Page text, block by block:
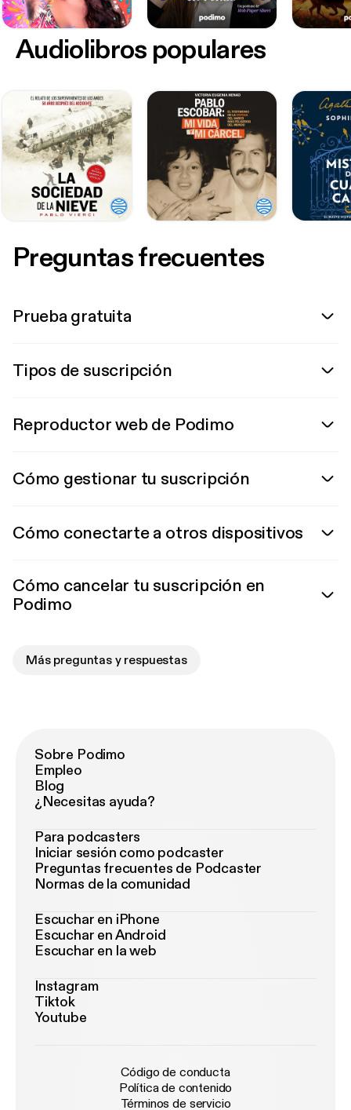
Audiolibros populares
Preguntas frecuentes
Prueba gratuita
Tipos de suscripción
Reproductor web de Podimo
Cómo gestionar tu suscripción
Cómo conectarte a otros dispositivos
Cómo cancelar tu suscripción en
Podimo
Más preguntas y respuestas
Sobre Podimo
Empleo
Blog
¿Necesitas ayuda?
Para podcasters
Iniciar sesión como podcaster
Preguntas frecuentes de Podcaster
Normas de la comunidad
Escuchar en iPhone
Escuchar en Android
Escuchar en la web
Instagram
Tiktok
Youtube
Código de conducta
Política de contenido
Términos de servicio